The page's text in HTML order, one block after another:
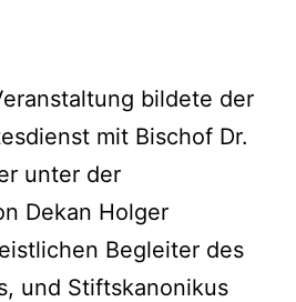
bildete der
mit Bischof Dr.
unter der
Dekan Holger
Begleiter des
und Stiftskanonikus